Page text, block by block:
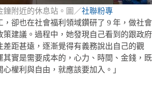
鐘附近的休息站。圖／社聯粉專
，卻也在社會福利領域鑽研了 9 年，做社會
策建議。過程中，她發現自己看到的跟政府
差距甚遠，逐漸覺得有義務說出自己的觀
其實是需要成本的，心力、時間、金錢，既
權利與自由，就應該要加入。」